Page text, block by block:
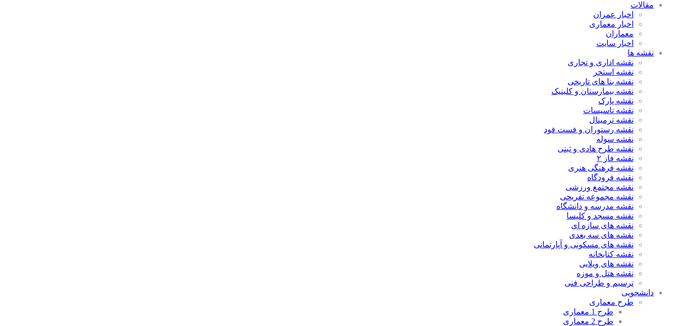
مقالات
اخبار عمران
اخبار معماری
معماران
اخبار سایت
نقشه ها
نقشه اداری و تجاری
نقشه استخر
نقشه بنا های تاریخی
نقشه بیمارستان و کلینیک
نقشه پارک
نقشه تاسیسات
نقشه ترمینال
نقشه رستوران و فست فود
نقشه سوله
نقشه طرح هادی و ثبتی
نقشه فاز ۲
نقشه فرهنگی هنری
نقشه فرودگاه
نقشه مجتمع ورزشی
نقشه مجموعه تفریحی
نقشه مدرسه و دانشگاه
نقشه مسجد و کلیسا
نقشه های سازه ای
نقشه های سه بعدی
نقشه های مسکونی و آپارتمانی
نقشه کتابخانه
نقشه های ویلایی
نقشه هتل و موزه
ترسیم و طراحی فنی
دانشجویی
طرح معماری
طرح 1 معماری
طرح 2 معماری